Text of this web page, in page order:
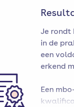
Je rondt
in de
een
erkend
Een